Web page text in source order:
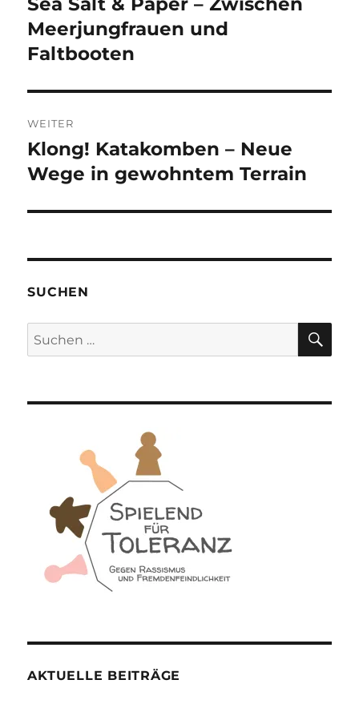
Beitrag:
Meerjungfrauen und
Faltbooten
WEITER
Nächster
Beitrag:
Klong! Katakomben – Neue
Wege in gewohntem Terrain
SUCHEN
Suchen
nach:
AKTUELLE BEITRÄGE